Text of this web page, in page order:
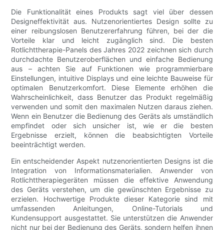
Die Funktionalität eines Produkts sagt viel über dessen
Designeffektivität aus. Nutzenorientiertes Design sollte zu
einer reibungslosen Benutzererfahrung führen, bei der die
Vorteile klar und leicht zugänglich sind. Die besten
Rotlichttherapie-Panels des Jahres 2022 zeichnen sich durch
durchdachte Benutzeroberflächen und einfache Bedienung
aus – achten Sie auf Funktionen wie programmierbare
Einstellungen, intuitive Displays und eine leichte Bauweise für
optimalen Benutzerkomfort. Diese Elemente erhöhen die
Wahrscheinlichkeit, dass Benutzer das Produkt regelmäßig
verwenden und somit den maximalen Nutzen daraus ziehen.
Wenn ein Benutzer die Bedienung des Geräts als umständlich
empfindet oder sich unsicher ist, wie er die besten
Ergebnisse erzielt, können die beabsichtigten Vorteile
beeinträchtigt werden.
Ein entscheidender Aspekt nutzenorientierten Designs ist die
Integration von Informationsmaterialien. Anwender von
Rotlichttherapiegeräten müssen die effektive Anwendung
des Geräts verstehen, um die gewünschten Ergebnisse zu
erzielen. Hochwertige Produkte dieser Kategorie sind mit
umfassenden Anleitungen, Online-Tutorials und
Kundensupport ausgestattet. Sie unterstützen die Anwender
nicht nur bei der Bedienung des Geräts, sondern helfen ihnen